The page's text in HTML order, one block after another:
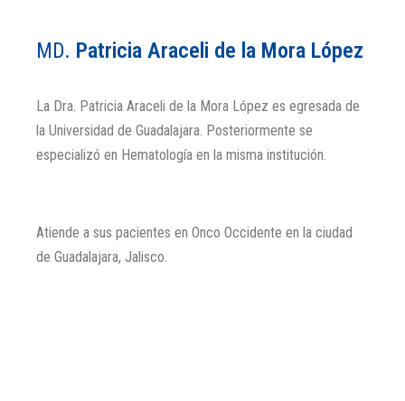
MD. Patricia Araceli de la Mora López
La Dra. Patricia Araceli de la Mora López es egresada de
la Universidad de Guadalajara. Posteriormente se
especializó en Hematología en la misma institución.
Atiende a sus pacientes en Onco Occidente en la ciudad
de Guadalajara, Jalisco.